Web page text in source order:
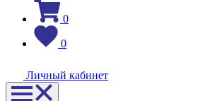
0
0
Личный кабинет